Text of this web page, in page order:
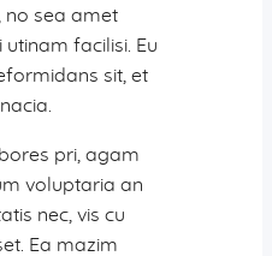
no sea amet
utinam facilisi. Eu
sit, et
pri, agam
voluptaria an
nec, vis cu
Ea mazim